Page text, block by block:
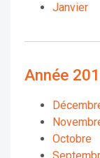
Janvier
Année
Octobre